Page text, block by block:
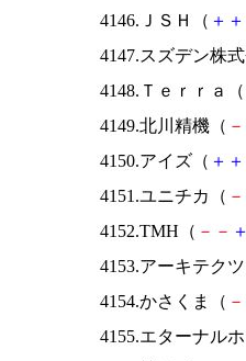
4146.ＪＳＨ（ ＋ ＋
4147.スズデン株
4148.Ｔｅｒｒａ（
4149.北川精機（ －
4150.アイズ（ ＋ ＋
4151.ユニチカ（ －
4152.TMH（ － －
4153.アーキテク
4154.かさくま（ －
4155.エターナル